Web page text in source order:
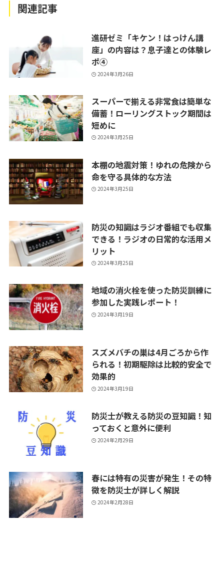
関連記事
進研ゼミ「キケン！はっけん講
座」の内容は？息子達との体験レ
ポ④
2024年3月26日
スーパーで揃える非常食は簡単な
備蓄！ローリングストック期間は
短めに
2024年3月25日
本棚の地震対策！ゆれの危険から
命を守る具体的な方法
2024年3月25日
防災の知識はラジオ番組でも収集
できる！ラジオの日常的な活用メ
リット
2024年3月25日
地域の消火栓を使った防災訓練に
参加した実践レポート！
2024年3月19日
スズメバチの巣は4月ごろから作
られる！初期駆除は比較的安全で
効果的
2024年3月19日
防災士が教える防災の豆知識！知
っておくと意外に便利
2024年2月29日
春には特有の災害が発生！その特
徴を防災士が詳しく解説
2024年2月28日